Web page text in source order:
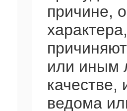
причине,
или иным
качестве,
ведома